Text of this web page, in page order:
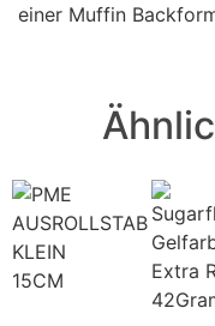
einer Muffin